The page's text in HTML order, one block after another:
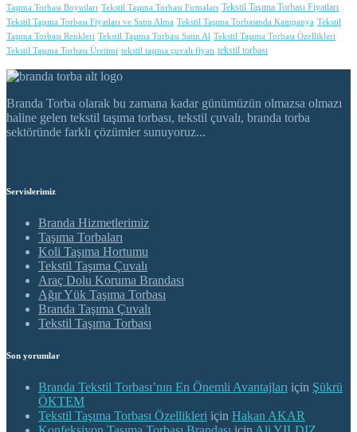
Taşıma Torbası Boyutları Tekstil Taşıma Torbası Firmaları Tekstil Taşıma Torbası Fiyatları
Tekstil Taşıma Torbası Fiyatları ve Satın Alma Tekstil Taşıma Torbasında Kampanya Tekstil
Taşıma Torbası Renkleri Tekstil Taşıma Torbası Satın Al Tekstil Taşıma Torbası Özellikleri
Tekstil Taşıma Torbası Üretimi tekstil taşıma çuvalı fiyatı tekstil torbası
Branda Torba olarak bu zamana kadar günümüzün olmazsa olmazı
haline gelen tekstil taşıma torbası, tekstil çuvalı, branda torba
sektöründe farklı çözümler sunuyoruz...
Servislerimiz
Branda Hizmetlerimiz
Taşıma Torbaları
Koli Taşıma Hortumu
Tekstil Taşıma Çuvalı
Araç Dolu Koruma Brandası
Ağır Yük Taşıma Torbası
Branda Taşıma Çuvalı
Tekstil Taşıma Torbası
Son yorumlar
Branda Tekstil Torbası’nın En Önemli Avantajları için Şükrü
ÖKTEM
Tekstil Taşıma Torbası Özellikleri için Hakan AKAR